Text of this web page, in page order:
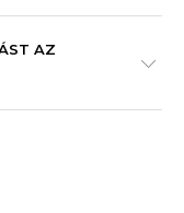
AZ